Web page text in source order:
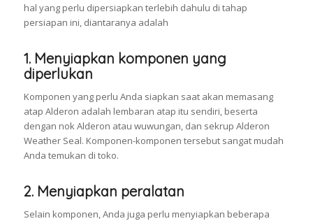
hal yang perlu dipersiapkan terlebih dahulu di tahap
persiapan ini, diantaranya adalah
1. Menyiapkan komponen yang
diperlukan
Komponen yang perlu Anda siapkan saat akan memasang
atap Alderon adalah lembaran atap itu sendiri, beserta
dengan nok Alderon atau wuwungan, dan sekrup Alderon
Weather Seal. Komponen-komponen tersebut sangat mudah
Anda temukan di toko.
2. Menyiapkan peralatan
Selain komponen, Anda juga perlu menyiapkan beberapa